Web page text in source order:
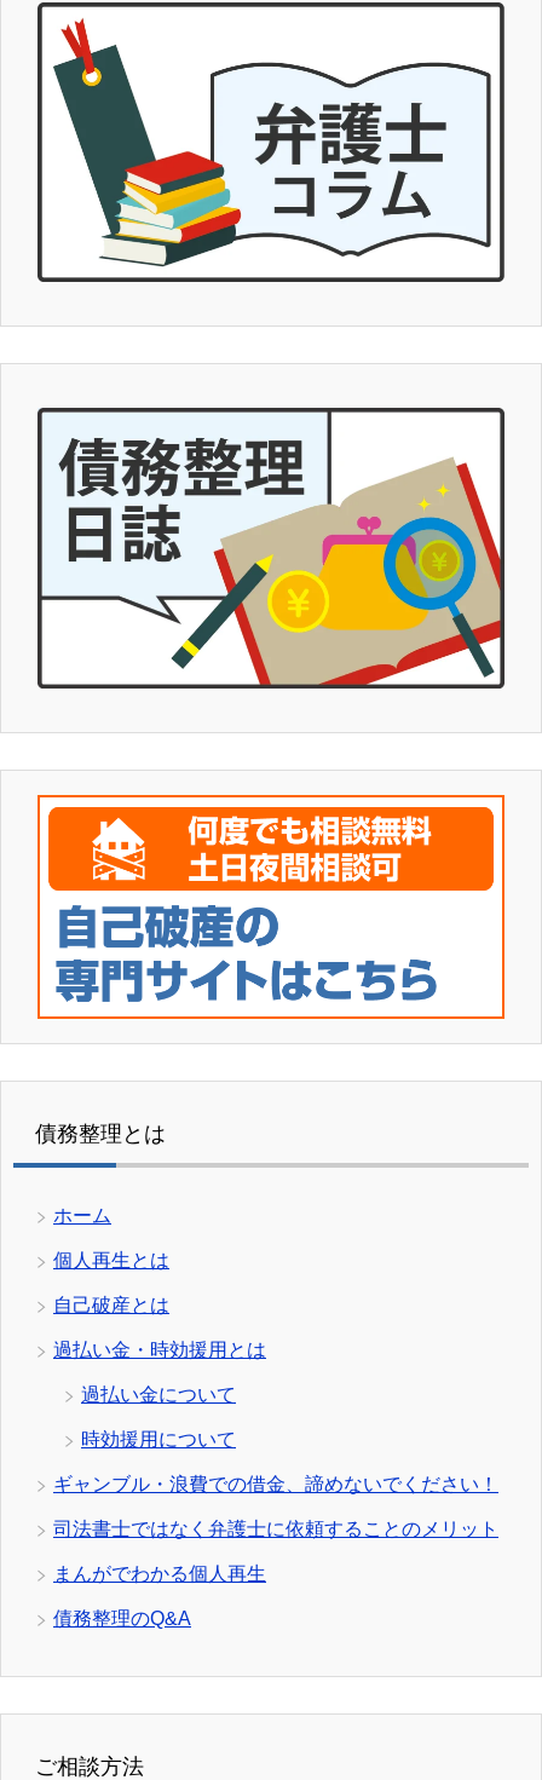
債務整理とは
ホーム
個人再生とは
自己破産とは
過払い金・時効援用とは
過払い金について
時効援用について
ギャンブル・浪費での借金、諦めないでください！
司法書士ではなく弁護士に依頼することのメリット
まんがでわかる個人再生
債務整理のQ&A
ご相談方法